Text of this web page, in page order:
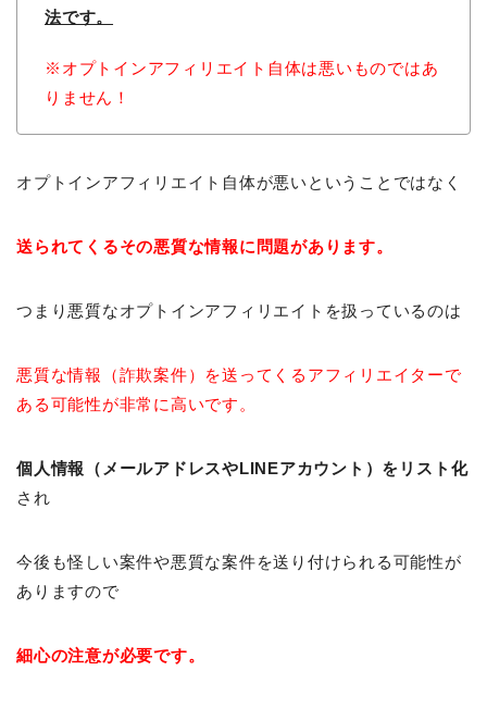
法です。
※オプトインアフィリエイト自体は悪いものではあ
りません！
オプトインアフィリエイト自体が悪いということではなく
送られてくるその悪質な情報に問題があります。
つまり悪質なオプトインアフィリエイトを扱っているのは
悪質な情報（詐欺案件）を送ってくるアフィリエイターで
ある可能性が非常に高いです。
個人情報（メールアドレスやLINEアカウント）をリスト化
され
今後も怪しい案件や悪質な案件を送り付けられる可能性が
ありますので
細心の注意が必要です。